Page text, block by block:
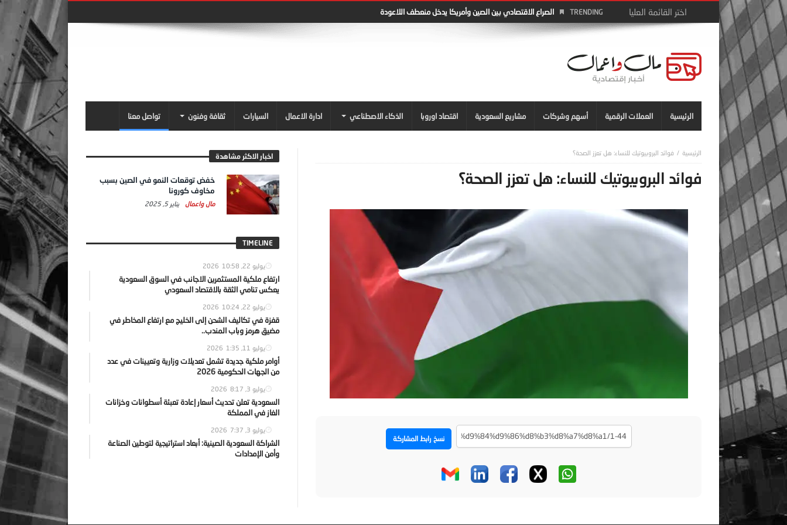
TRENDING الصراع الاقتصادي بين الصين وأمريكا يدخل منعطف اللاعودة
الرئيسية العملات الرقمية أسهم وشركات مشاريع السعودية اقتصاد اوروبا الذكاء الاصطناعي ادارة الاعمال السيارات ثقافة وفنون تواصل معنا
فوائد البروبيوتيك للنساء: هل تعزز الصحة؟
فوائد البروبيوتيك للنساء: هل تعزز الصحة؟
نسخ رابط المشاركة
اخبار الاكثر مشاهدة
خفض توقعات النمو في الصين بسبب
مخاوف كورونا
مال واعمال يناير 5, 2025
TIMELINE
يوليو 22, 2026 10:58
ارتفاع ملكية المستثمرين الاجانب في السوق السعودية
يعكس تنامي الثقة بالاقتصاد السعودي
يوليو 22, 2026 10:24
قفزة في تكاليف الشحن إلى الخليج مع ارتفاع المخاطر في
مضيق هرمز وباب المندب..
يوليو 11, 2026 1:35
أوامر ملكية جديدة تشمل تعديلات وزارية وتعيينات في عدد
من الجهات الحكومية 2026
يوليو 3, 2026 8:17
السعودية تعلن تحديث أسعار إعادة تعبئة أسطوانات وخزانات
الغاز في المملكة
يوليو 3, 2026 7:37
الشراكة السعودية الصينية: أبعاد استراتيجية لتوطين الصناعة
وأمن الإمدادات